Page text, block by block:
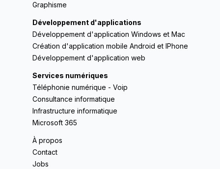
Graphisme
Développement d'applications
Développement d'application Windows et Mac
Création d'application mobile Android et IPhone
Développement d'application web
Services numériques
Téléphonie numérique - Voip
Consultance informatique
Infrastructure informatique
Microsoft 365
À propos
Contact
Jobs